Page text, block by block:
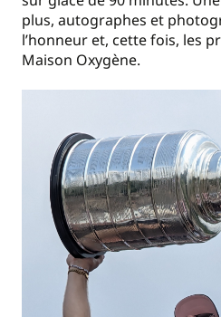
plus, autographes et
l’honneur et, cette fois, les
Maison Oxygène.